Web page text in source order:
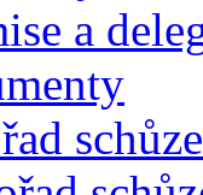
a
schůze